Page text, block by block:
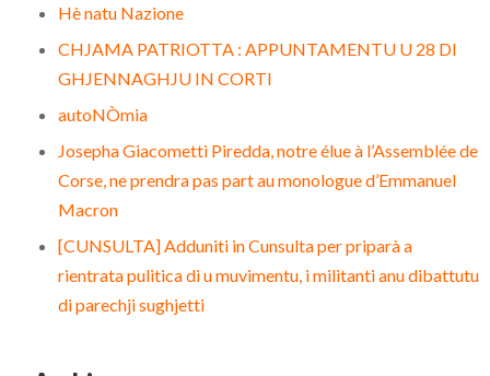
Hè natu Nazione
CHJAMA PATRIOTTA : APPUNTAMENTU U 28 DI
GHJENNAGHJU IN CORTI
autoNÒmia
Josepha Giacometti Piredda, notre élue à l’Assemblée de
Corse, ne prendra pas part au monologue d’Emmanuel
Macron
[CUNSULTA] Adduniti in Cunsulta per priparà a
rientrata pulitica di u muvimentu, i militanti anu dibattutu
di parechji sughjetti